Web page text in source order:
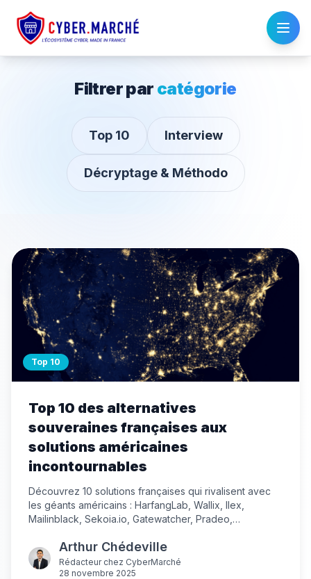
Filtrer par catégorie
Top 10 Interview
Décryptage & Méthodo
Top 10
Top 10 des alternatives
souveraines françaises aux
solutions américaines
incontournables
Découvrez 10 solutions françaises qui rivalisent avec
les géants américains : HarfangLab, Wallix, Ilex,
Mailinblack, Sekoia.io, Gatewatcher, Pradeo,
souveraines performantes pour tous vos besoins
cybersécurité.
Arthur Chédeville
Rédacteurchez CyberMarché
28 novembre 2025